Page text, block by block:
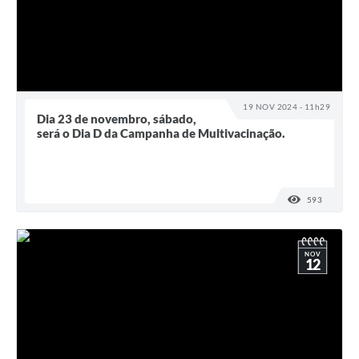
19 NOV 2024 - 11h29
Dia 23 de novembro, sábado,
será o Dia D da Campanha de Multivacinação.
593
NOV
12